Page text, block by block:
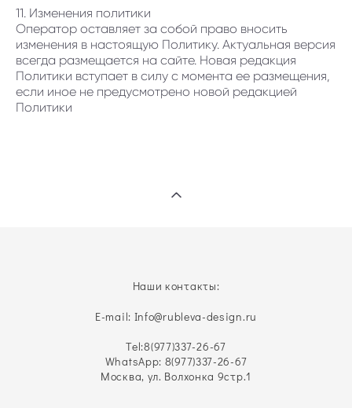
11. Изменения политики
Оператор оставляет за собой право вносить
изменения в настоящую Политику. Актуальная версия
всегда размещается на сайте. Новая редакция
Политики вступает в силу с момента ее размещения,
если иное не предусмотрено новой редакцией
Политики
Наши контакты:
E-mail: Info@rubleva-design.ru
Tel:8(977)337-26-67
WhatsApp: 8(977)337-26-67
Москва, ул. Волхонка 9стр.1